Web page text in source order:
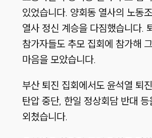
있었습니다. 양회동 열사의 노동
열사 정신 계승을 다짐했습니다.
참가자들도 추모 집회에 참가해
마음을 모았습니다.
부산 퇴진 집회에서도 윤석열 퇴
탄압 중단, 한일 정상회담 반대 등
외쳤습니다.